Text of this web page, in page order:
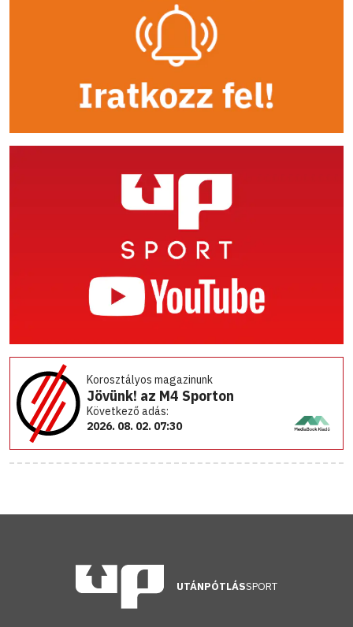
Korosztályos magazinunk
Jövünk! az M4 Sporton
Következő adás:
2026. 08. 02. 07:30
UTÁNPÓTLÁSSPORT